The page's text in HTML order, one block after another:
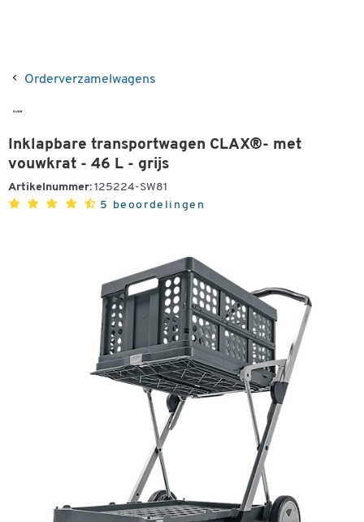
Orderverzamelwagens
Inklapbare transportwagen CLAX®- met
vouwkrat - 46 L - grijs
Artikelnummer: 125224-SW81
5 beoordelingen